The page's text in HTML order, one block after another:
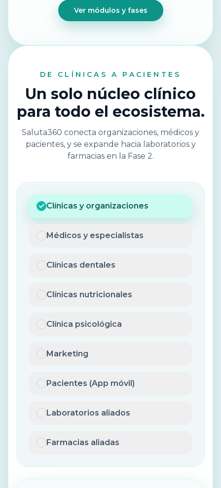
Ver módulos y fases
DE CLÍNICAS A PACIENTES
Un solo núcleo clínico
para todo el ecosistema.
Saluta360 conecta organizaciones, médicos y
pacientes, y se expande hacia laboratorios y
farmacias en la Fase 2.
✓ Clínicas y organizaciones
Médicos y especialistas
Clínicas dentales
Clínicas nutricionales
Clínica psicológica
Marketing
Pacientes (App móvil)
Laboratorios aliados
Farmacias aliadas